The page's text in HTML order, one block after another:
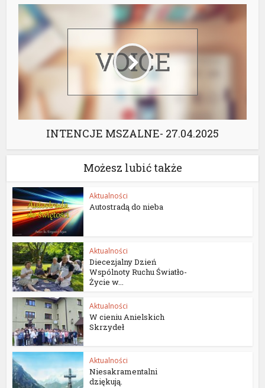
INTENCJE MSZALNE- 27.04.2025
Możesz lubić także
Aktualności
Autostradą do nieba
Aktualności
Diecezjalny Dzień
Wspólnoty Ruchu Światło-
Życie w...
Aktualności
W cieniu Anielskich
Skrzydeł
Aktualności
Niesakramentalni
dziękują.